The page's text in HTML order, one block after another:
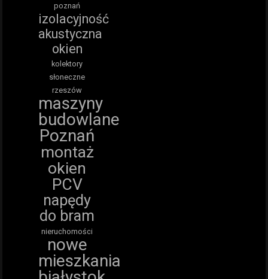
poznań
izolacyjność
akustyczna
okien
kolektory
słoneczne
rzeszów
maszyny
budowlane
Poznań
montaż
okien
PCV
napędy
do bram
nieruchomości
nowe
mieszkania